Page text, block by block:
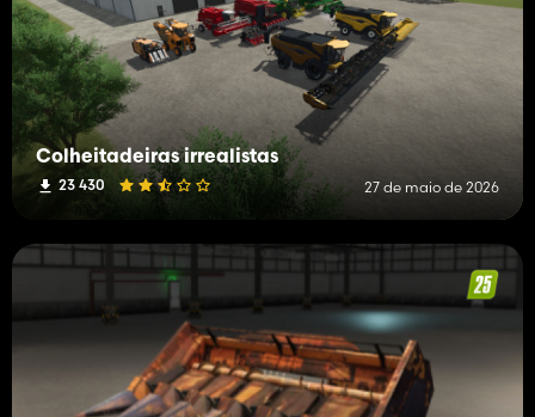
Colheitadeiras irrealistas
23 430 27 de maio de 2026